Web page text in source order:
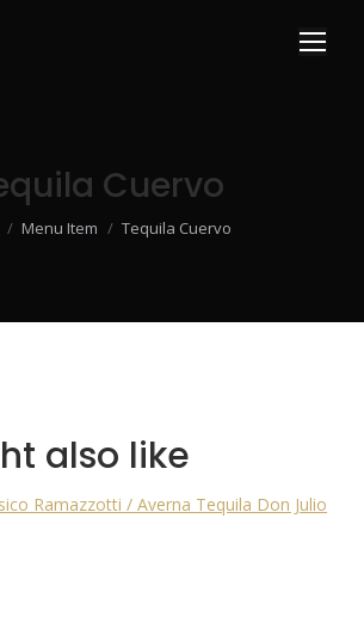
Cuervo
sich hier:
Menu Item Tequila Cuervo
also like
Ramazzotti / Averna Tequila Don Julio